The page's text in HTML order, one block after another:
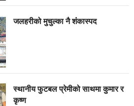
जलहरीको मुचुल्का नै शंंकास्पद
स्थानीय फुटबल प्रेमीको साथमा कुमार र
कृष्ण